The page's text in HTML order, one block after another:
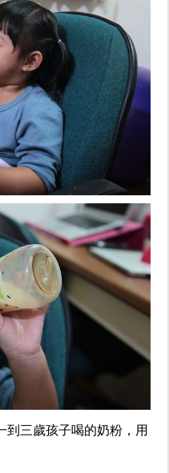
到三歲孩子喝的奶粉，用